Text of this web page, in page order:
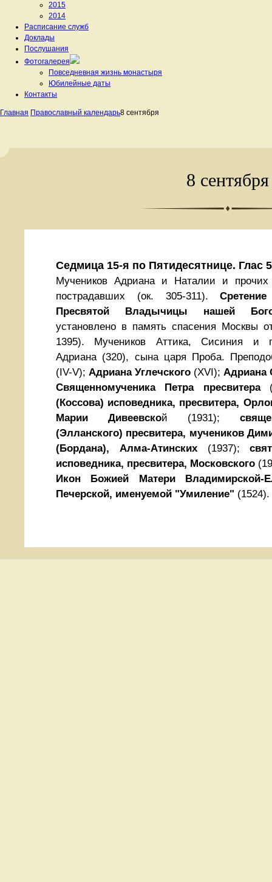
2015
2014
Расписание служб
Доклады
Послушания
Фотогалерея
Повседневная жизнь монастыря
Юбилейные даты
Контакты
Главная Православный календарь8 сентября
8 сентября
Седмица 15-я по Пятидесятнице. Глас
Мучеников Адриана и Наталии и
пострадавших (ок. 305-311).
Пресвятой Владычицы нашей
установлено в память спасения Москвы
1395). Мучеников Аттика, Сисиния и
Адриана (320), сына царя Проба.
(IV-V); Адриана Углечского (XVI); Адриана
Священномученика Петра пресвитера
(Коссова) исповедника, пресвитера,
Марии Дивеевской (1931);
(Элланского) пресвитера, мучеников
(Бордана), Алма-Атинских(1937);
исповедника, пресвитера, Московского
Икон Божией Матери Владимирской-
Печерской, именуемой "Умиление" (1524).